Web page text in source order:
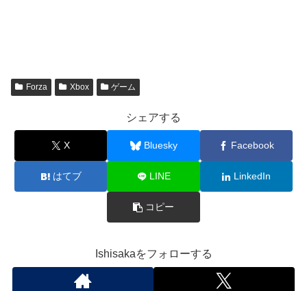
Forza Xbox ゲーム
シェアする
X Bluesky Facebook
はてブ LINE LinkedIn
コピー
Ishisakaをフォローする